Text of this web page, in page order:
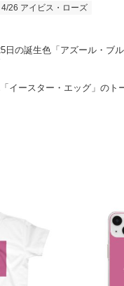
4/26 アイビス・ローズ
日の誕生色「アズール・ブ
イースター・エッグ」のト